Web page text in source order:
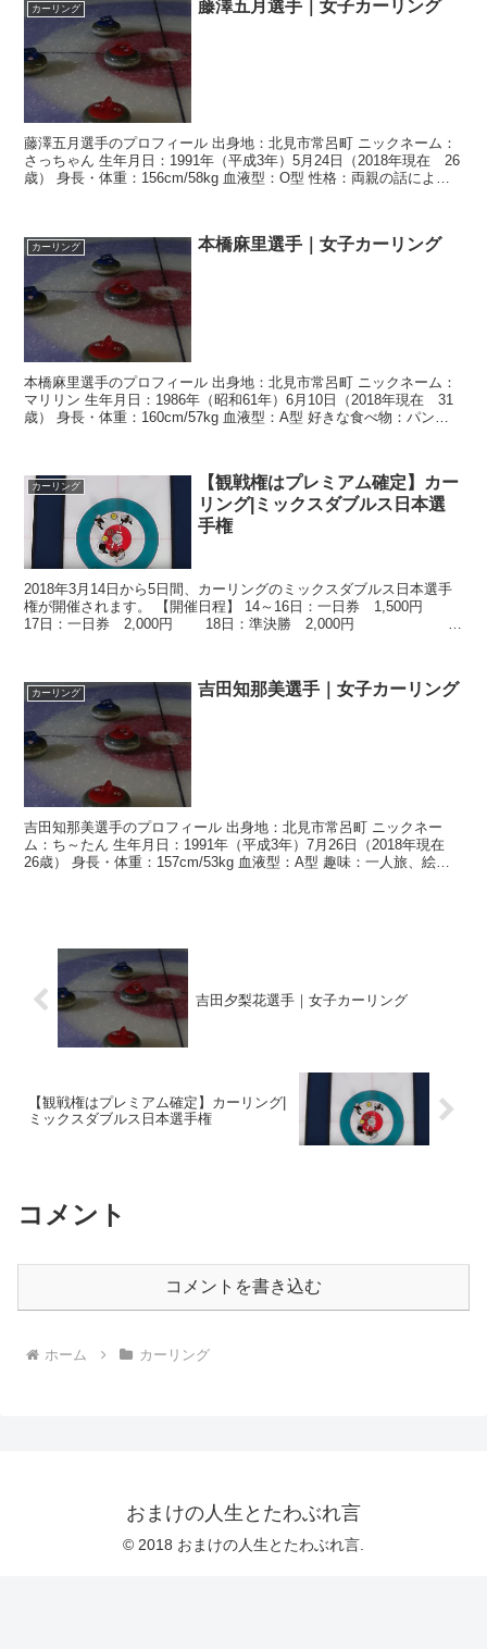
カーリング 藤澤五月選手｜女子カーリング
藤澤五月選手のプロフィール 出身地：北見市常呂町 ニックネーム：
さっちゃん 生年月日：1991年（平成3年）5月24日（2018年現在 26
歳） 身長・体重：156cm/58kg 血液型：O型 性格：両親の話による
カーリング 本橋麻里選手｜女子カーリング
本橋麻里選手のプロフィール 出身地：北見市常呂町 ニックネーム：
マリリン 生年月日：1986年（昭和61年）6月10日（2018年現在 31
歳） 身長・体重：160cm/57kg 血液型：A型 好きな食べ物：パン、
カーリング
【観戦権はプレミアム確定】カー
リング|ミックスダブルス日本選
手権
2018年3月14日から5日間、カーリングのミックスダブルス日本選手
権が開催されます。 【開催日程】 14～16日：一日券 1,500円
17日：一日券 2,000円 18日：準決勝 2,000円 決
カーリング 吉田知那美選手｜女子カーリング
吉田知那美選手のプロフィール 出身地：北見市常呂町 ニックネー
ム：ち～たん 生年月日：1991年（平成3年）7月26日（2018年現在
26歳） 身長・体重：157cm/53kg 血液型：A型 趣味：一人旅、絵や
吉田夕梨花選手｜女子カーリング
【観戦権はプレミアム確定】カーリング|
ミックスダブルス日本選手権
コメント
コメントを書き込む
ホーム カーリング
おまけの人生とたわぶれ言
© 2018 おまけの人生とたわぶれ言.